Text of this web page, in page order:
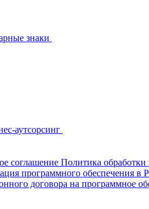
знаки
аутсорсинг
соглашение Политика
программного обеспечения
договора на программное